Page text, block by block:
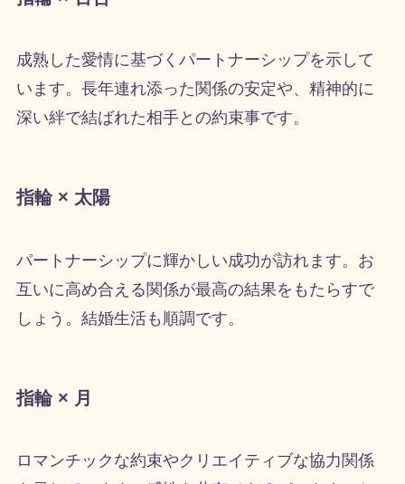
成熟した愛情に基づくパートナーシップを示して
います。長年連れ添った関係の安定や、精神的に
深い絆で結ばれた相手との約束事です。
指輪 × 太陽
パートナーシップに輝かしい成功が訪れます。お
互いに高め合える関係が最高の結果をもたらすで
しょう。結婚生活も順調です。
指輪 × 月
ロマンチックな約束やクリエイティブな協力関係